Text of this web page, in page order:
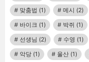
맞춤법 (1) 메시 (2)
바이크 (1) 박쥐 (1)
선생님 (2) 수영 (1)
악당 (1) 울산 (1)